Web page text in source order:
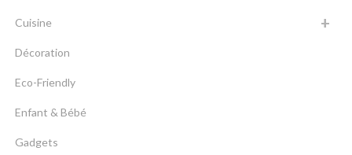
Cuisine
Décoration
Eco-Friendly
Enfant & Bébé
Gadgets